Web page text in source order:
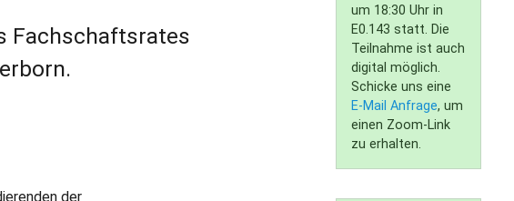
Fachschaftsrates
um 18:30 Uhr in
E0.143 statt. Die
Teilnahme ist auch
digital möglich.
Schicke uns eine
E-Mail Anfrage, um
einen Zoom-Link
zu erhalten.
der